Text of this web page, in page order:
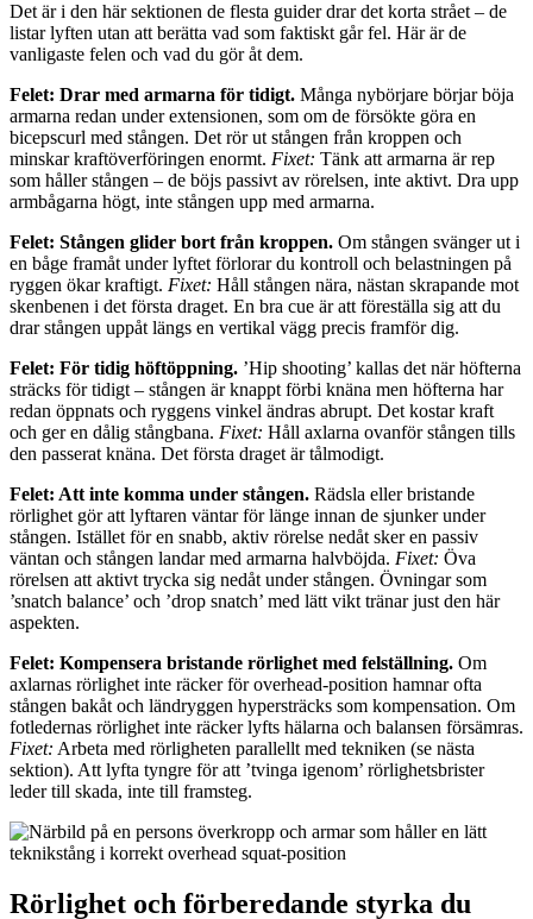
Det är i den här sektionen de flesta guider drar det korta strået – de
listar lyften utan att berätta vad som faktiskt går fel. Här är de
vanligaste felen och vad du gör åt dem.
Felet: Drar med armarna för tidigt. Många nybörjare börjar böja
armarna redan under extensionen, som om de försökte göra en
bicepscurl med stången. Det rör ut stången från kroppen och
minskar kraftöverföringen enormt. Fixet: Tänk att armarna är rep
som håller stången – de böjs passivt av rörelsen, inte aktivt. Dra upp
armbågarna högt, inte stången upp med armarna.
Felet: Stången glider bort från kroppen. Om stången svänger ut i
en båge framåt under lyftet förlorar du kontroll och belastningen på
ryggen ökar kraftigt. Fixet: Håll stången nära, nästan skrapande mot
skenbenen i det första draget. En bra cue är att föreställa sig att du
drar stången uppåt längs en vertikal vägg precis framför dig.
Felet: För tidig höftöppning. ’Hip shooting’ kallas det när höfterna
sträcks för tidigt – stången är knappt förbi knäna men höfterna har
redan öppnats och ryggens vinkel ändras abrupt. Det kostar kraft
och ger en dålig stångbana. Fixet: Håll axlarna ovanför stången tills
den passerat knäna. Det första draget är tålmodigt.
Felet: Att inte komma under stången. Rädsla eller bristande
rörlighet gör att lyftaren väntar för länge innan de sjunker under
stången. Istället för en snabb, aktiv rörelse nedåt sker en passiv
väntan och stången landar med armarna halvböjda. Fixet: Öva
rörelsen att aktivt trycka sig nedåt under stången. Övningar som
’snatch balance’ och ’drop snatch’ med lätt vikt tränar just den här
aspekten.
Felet: Kompensera bristande rörlighet med felställning. Om
axlarnas rörlighet inte räcker för overhead-position hamnar ofta
stången bakåt och ländryggen hypersträcks som kompensation. Om
fotledernas rörlighet inte räcker lyfts hälarna och balansen försämras.
Fixet: Arbeta med rörligheten parallellt med tekniken (se nästa
sektion). Att lyfta tyngre för att ’tvinga igenom’ rörlighetsbrister
leder till skada, inte till framsteg.
Rörlighet och förberedande styrka du